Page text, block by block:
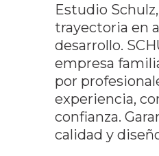
Estudio
trayectoria en
desarrollo.
empresa
por
experiencia,
confianza.
calidad y